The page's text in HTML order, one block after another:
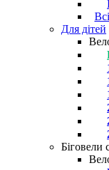
Для дітей
Біговели